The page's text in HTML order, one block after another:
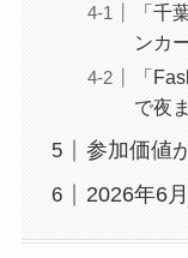
「千
ンカ
「
で夜
参加価値
2026年6